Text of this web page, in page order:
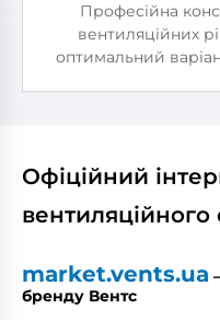
Професійна
вентиляційних
оптимальний
Офіційний
market.vents.ua
бренду Вентс